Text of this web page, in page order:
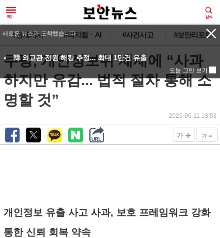
#전체기사 #피지컬ㆍAI #사건사고 #보안리포트
쿠팡, 개인정보위 제재에 “사과
하지만 유감... 법적 절차 통해 소
명할 것”
2026-06-11 13:53
가 + 가 -
개인정보 유출 사고 사과, 보호 프레임워크 강화
통한 신뢰 회복 약속
새로운 뉴스가 도착했습니다.
韓 외교관 전원 해킹 추정... 최대 1만건 유출
오늘 그만 보기